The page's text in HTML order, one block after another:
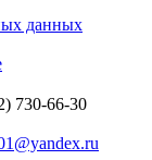
данных
730-66-30